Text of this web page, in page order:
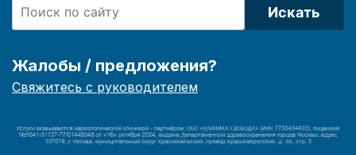
Искать
Жалобы / предложения?
Свяжитесь с руководителем